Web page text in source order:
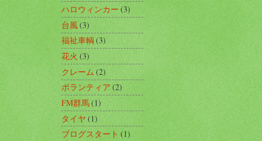
ハロウィンカー(3)
台風(3)
福祉車輌 (3)
花火(3)
クレーム(2)
ボランティア(2)
FM群馬(1)
タイヤ(1)
ブログスタート(1)